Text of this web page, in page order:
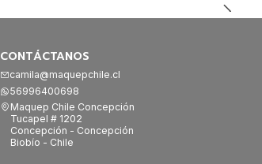
CONTÁCTANOS
camila@maquepchile.cl
56996400698
Maquep Chile Concepción
Tucapel # 1202
Concepción - Concepción
Biobío - Chile